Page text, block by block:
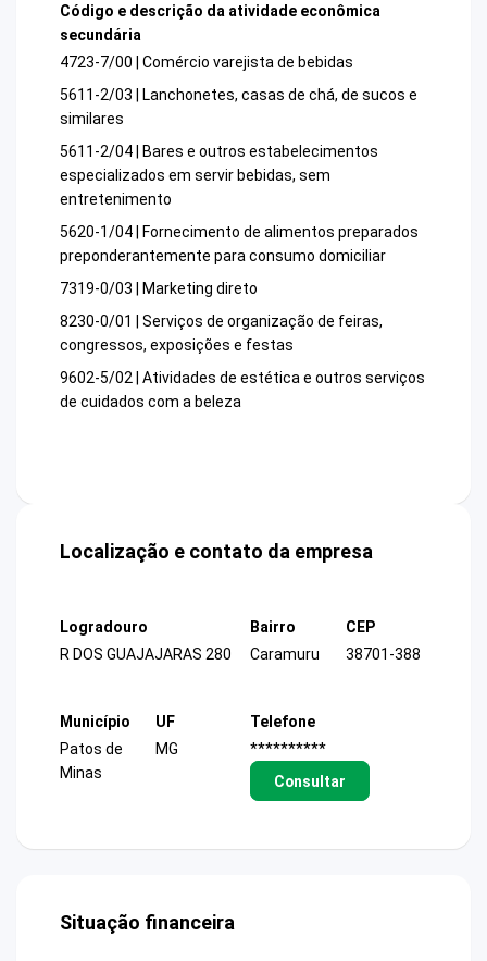
Código e descrição da atividade econômica
secundária
4723-7/00 | Comércio varejista de bebidas
5611-2/03 | Lanchonetes, casas de chá, de sucos e
similares
5611-2/04 | Bares e outros estabelecimentos
especializados em servir bebidas, sem
entretenimento
5620-1/04 | Fornecimento de alimentos preparados
preponderantemente para consumo domiciliar
7319-0/03 | Marketing direto
8230-0/01 | Serviços de organização de feiras,
congressos, exposições e festas
9602-5/02 | Atividades de estética e outros serviços
de cuidados com a beleza
Localização e contato da empresa
Logradouro
R DOS GUAJAJARAS 280
Bairro
Caramuru
CEP
38701-388
Município
Patos de
Minas
UF
MG
Telefone
**********
Consultar
Situação financeira